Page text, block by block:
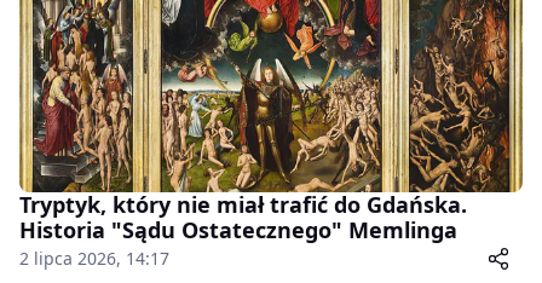
Tryptyk, który nie miał trafić do Gdańska.
Historia "Sądu Ostatecznego" Memlinga
2 lipca 2026, 14:17